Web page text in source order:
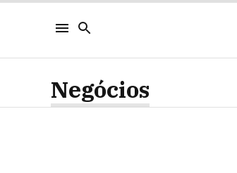
Negócios